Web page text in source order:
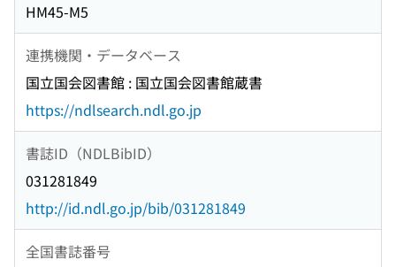
HM45-M5
連携機関・データベース
国立国会図書館 : 国立国会図書館蔵書
https://ndlsearch.ndl.go.jp
書誌ID（NDLBibID）
031281849
http://id.ndl.go.jp/bib/031281849
全国書誌番号